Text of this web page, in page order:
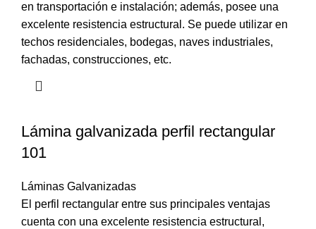
en transportación e instalación; además, posee una
excelente resistencia estructural. Se puede utilizar en
techos residenciales, bodegas, naves industriales,
fachadas, construcciones, etc.
Lámina galvanizada perfil rectangular
101
Láminas Galvanizadas
El perfil rectangular entre sus principales ventajas
cuenta con una excelente resistencia estructural,